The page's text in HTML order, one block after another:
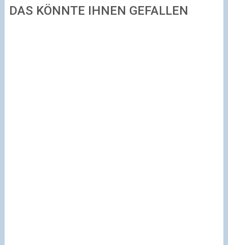
DAS KÖNNTE IHNEN GEFALLEN